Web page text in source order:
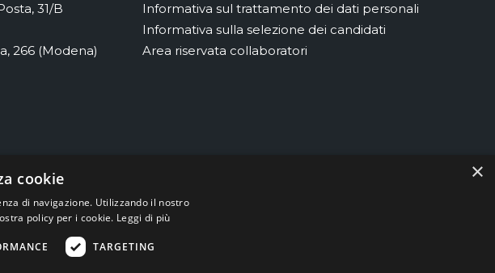
31/B
266 (Modena)
Informativa sul trattamento dei dati personali
Informativa sulla selezione dei candidati
Area riservata collaboratori
grazie ai Fondi europei della Regione Emilia-Romagna.
di un sistema di Cybersecurity volto a garantire la sicurezza nella gestione dei
dell’AI) all’interno di una infrastruttura digitale solida.
×
cookie
di navigazione. Utilizzando il nostro
policy per i cookie. Leggi di più
TARGETING